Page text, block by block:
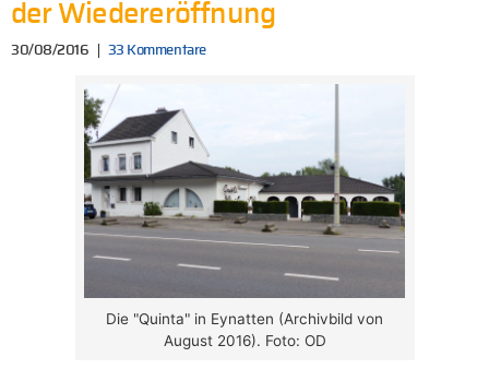
der Wiedereröffnung
30/08/2016 33 Kommentare
Die "Quinta" in Eynatten (Archivbild von
August 2016). Foto: OD